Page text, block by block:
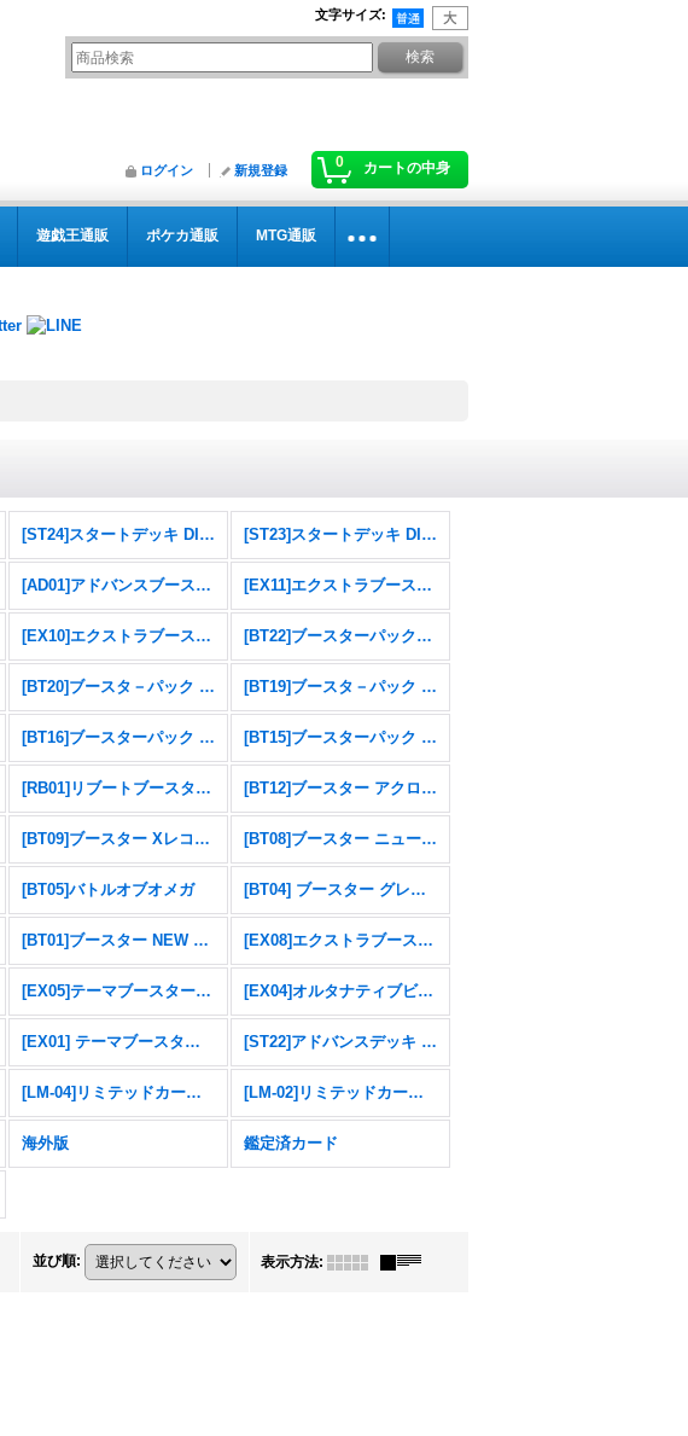
文字サイズ:
0 カートの中身
ログイン 新規登録
遊戯王通販 ポケカ通販 MTG通販
[ST24]スタートデッキ DIGIMON SAVERS [ST23]スタートデッキ DIGIMON BEATBREAK
[AD01]アドバンスブースター DIGIMON GENERATION [EX11]エクストラブースター DAWN OF LIBERATOR
[EX10]エクストラブースター SINISTER ORDER [BT22]ブースターパック CYBER EDEN
[BT20]ブースタ－パック OVER THE X [BT19]ブースタ－パック クロスエボリューション
[BT16]ブースターパック BEGINNING OBSERVER [BT15]ブースターパック エクシード・アポカリプス
[RB01]リブートブースター ライジングウインド [BT12]ブースター アクロス・タイム
[BT09]ブースター Xレコード [BT08]ブースター ニューヒーロー
[BT05]バトルオブオメガ [BT04] ブースター グレイトレジェンド
[BT01]ブースター NEW EVOLUTION [EX08]エクストラブースター CHAIN OF LIBERATION
[EX05]テーマブースターアニマルコロシアム [EX04]オルタナティブビーイング
[EX01] テーマブースター クラシックコレクション [ST22]アドバンスデッキ 金剛界曼荼羅
[LM-04]リミテッドカードパック トリッドヴァイス [LM-02]リミテッドカードパック デクスモン
海外版 鑑定済カード
並び順: 表示方法: